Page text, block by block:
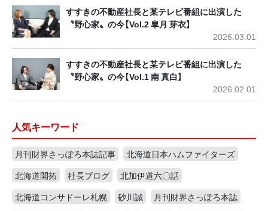
すすきの不動産社長と某テレビ番組に出演した
〝野心家〟の今【Vol.2 皐月 芽衣】
2026.03.01
すすきの不動産社長と某テレビ番組に出演した
〝野心家〟の今【Vol.1 南 真白】
2026.02.01
人気キーワード
月刊財界さっぽろ本誌記事
北海道日本ハムファイターズ
北海道開拓
社長ブログ
北加伊道六〇話
北海道コンサドーレ札幌
砂川誠
月刊財界さっぽろ本誌